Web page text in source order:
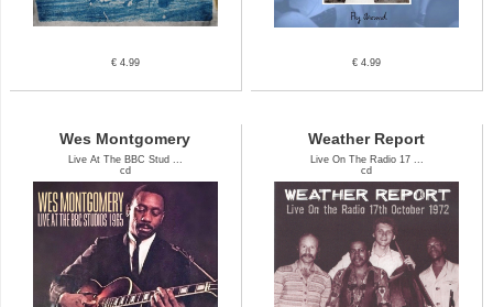
€ 4.99 € 4.99
Wes Montgomery
Live At The BBC Stud ...
cd
Weather Report
Live On The Radio 17 ...
cd